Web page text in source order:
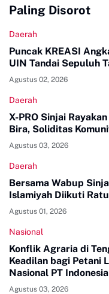
Paling Disorot
Daerah
Puncak KREASI
UIN Tandai Sepuluh
Agustus 02, 2026
Daerah
X-PRO Sinjai
Bira, Soliditas
Agustus 03, 2026
Daerah
Bersama Wabup
Islamiyah Diikuti
Agustus 01, 2026
Nasional
Konflik Agraria di
Keadilan bagi Petani
Nasional PT
Agustus 03, 2026